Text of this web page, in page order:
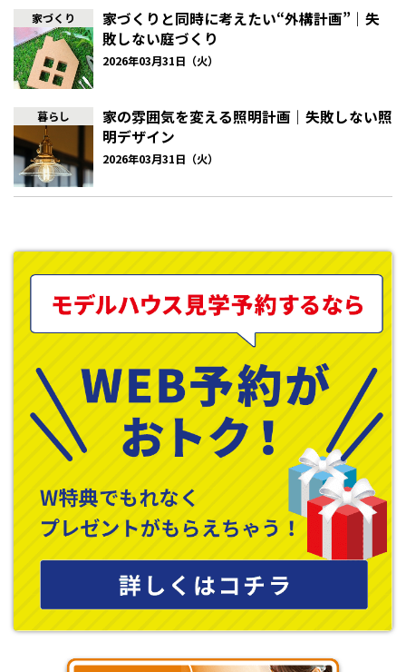
折れ階段は、途中に踊り場を設けてＬ字型に折れながら上がる階
段です。踊り場があることで、万が一転倒しても落下距離を短く抑
えられ、安全性が高まります。直線階段より設置スペースは必要に
なりますが、安全性とスペース効率のバランスが取りやすい形状
で、子育て世帯に人気があります。
折り返し階段
折り返し階段は、Ｕ字型に折り返しながら上がる階段で、踊り場
が広く確保できるのが特徴です。段数が増える分、
さを抑えやすく、勾配を緩やかに設計しやすい点もメリット。そ
て、有力な選択肢となります。
らせん階段
らせん階段は、中心軸の周りを回りながら上がる階段で、省スペー
て狭くなりやすく、足元が不安定になりがちです。また、大型家
具の搬入が難しい、上り下りに慣れが必要といった点から、子育
て世帯やシニア向け住宅では慎重な判断が求められる階段形状と
いえるでしょう。
安心できる階段設計5つのポイント
子どもやシニアが安心して使える階段をつくるためには、いくつ
かの基本的な設計ポイントを押さえておくことが重要です。子ども
は階段で遊ぶこともありますし、シニアになると予期せぬ事故の
可能性もあります。日常的に使う場所だからこそ、万が一を想定
した備えが大切です。
家づくり
家づくりと同時に考えたい“外構計画”｜失
敗しない庭づくり
2026年03月31日（火）
暮らし
家の雰囲気を変える照明計画｜失敗しない照
明デザイン
2026年03月31日（火）